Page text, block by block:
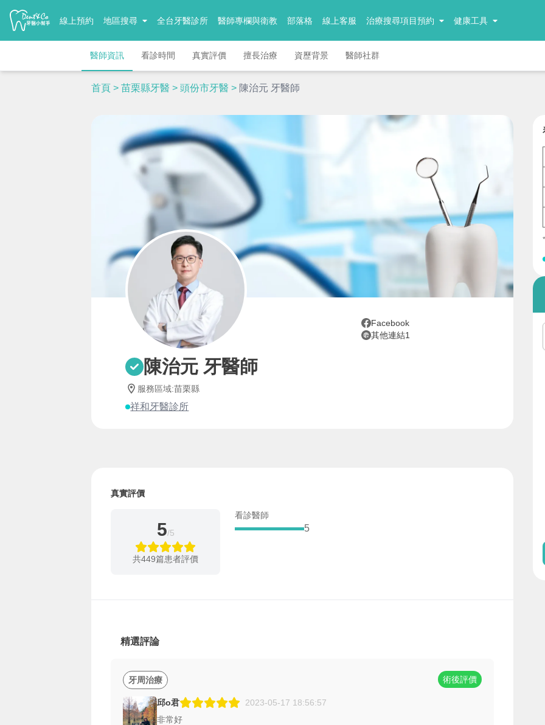
線上預約 地區搜尋 全台牙醫診所 醫師專欄與衛教 部落格 線上客服 治療搜尋項目預約 健康工具
醫師資訊 看診時間 真實評價 擅長治療 資歷背景 醫師社群
首頁 > 苗栗縣牙醫 > 頭份市牙醫 > 陳治元 牙醫師
陳治元 牙醫師
服務區域:苗栗縣
祥和牙醫診所
Facebook
其他連結1
真實評價
5/5
共449篇患者評價
看診醫師
5
精選評論
牙周治療 術後評價
邱o君
2023-05-17 18:56:57
非常好